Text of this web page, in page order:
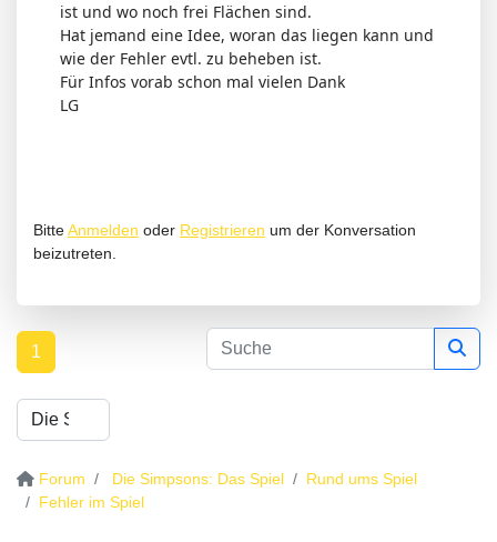
ist und wo noch frei Flächen sind.
Hat jemand eine Idee, woran das liegen kann und
wie der Fehler evtl. zu beheben ist.
Für Infos vorab schon mal vielen Dank
LG
BitteAnmelden oder Registrieren um der Konversation
beizutreten.
1
Forum Die Simpsons: Das Spiel
Rund ums Spiel
Fehler im Spiel